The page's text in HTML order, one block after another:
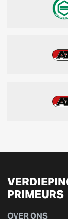
PRIMEURS
OVER ONS